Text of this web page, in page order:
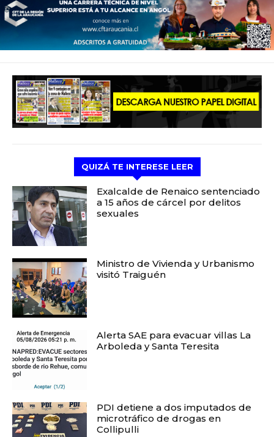
QUIZÁ TE INTERESE LEER
Exalcalde de Renaico sentenciado
a 15 años de cárcel por delitos
sexuales
Ministro de Vivienda y Urbanismo
visitó Traiguén
Alerta SAE para evacuar villas La
Arboleda y Santa Teresita
PDI detiene a dos imputados de
microtráfico de drogas en
Collipulli